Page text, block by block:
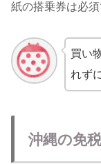
紙の搭乗券は必須
買い
れず
沖縄の免